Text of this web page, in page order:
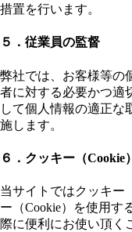
措置を行います。
５．従業員の監督
弊社では、お客様等の
者に対する必要かつ適
して個人情報の適正な
施します。
６．クッキー（Cookie
当サイトではクッキー
ー（Cookie）を使用す
際に便利にお使い頂く